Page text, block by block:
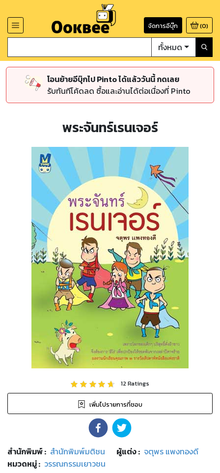
จัดการอีบุ๊ก (0)
ทั้งหมด
โอนย้ายอีบุ๊กไป Pinto ได้แล้ววันนี้ กดเลย
รับทันทีโค้ดลด ซื้อและอ่านได้ต่อเนื่องที่ Pinto
พระจันทร์เรนเจอร์
12Ratings
เพิ่มไปรายการที่ชอบ
สำนักพิมพ์: สำนักพิมพ์มติชน ผู้แต่ง : จตุพร แพงทองดี
หมวดหมู่: วรรณกรรมเยาวชน